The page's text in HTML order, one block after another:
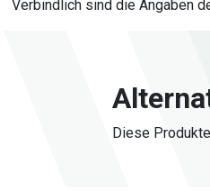
Verbindlich sind die Angaben
Diese